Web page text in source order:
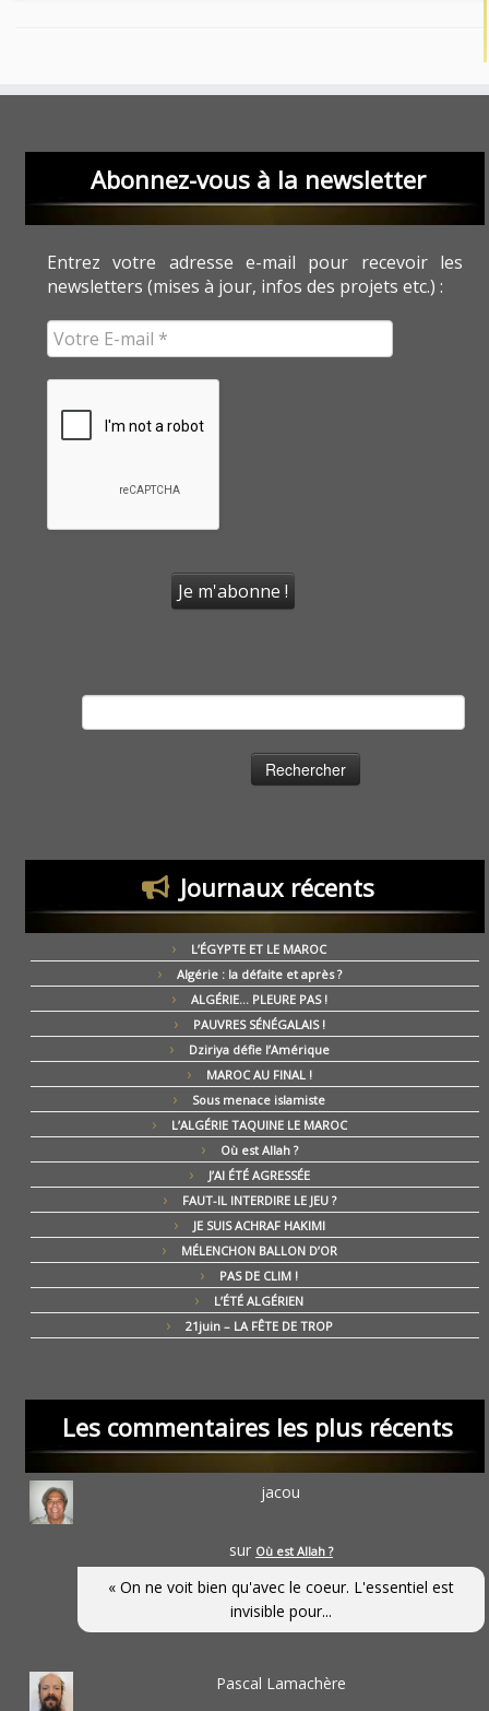
Abonnez-vous à la newsletter
Entrez votre adresse e-mail pour recevoir les
newsletters (mises à jour, infos des projets etc.) :
Journaux récents
L’ÉGYPTE ET LE MAROC
Algérie : la défaite et après ?
ALGÉRIE… PLEURE PAS !
PAUVRES SÉNÉGALAIS !
Dziriya défie l’Amérique
MAROC AU FINAL !
Sous menace islamiste
L’ALGÉRIE TAQUINE LE MAROC
Où est Allah ?
J’AI ÉTÉ AGRESSÉE
FAUT-IL INTERDIRE LE JEU ?
JE SUIS ACHRAF HAKIMI
MÉLENCHON BALLON D’OR
PAS DE CLIM !
L’ÉTÉ ALGÉRIEN
21juin – LA FÊTE DE TROP
Les commentaires les plus récents
jacou
sur Où est Allah ?
« On ne voit bien qu'avec le coeur. L'essentiel est
invisible pour...
Pascal Lamachère